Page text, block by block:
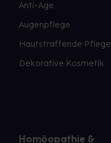
Anti-Age
Augenpflege
Hautstraffende Pflege
Dekorative Kosmetik
Homöopathie &